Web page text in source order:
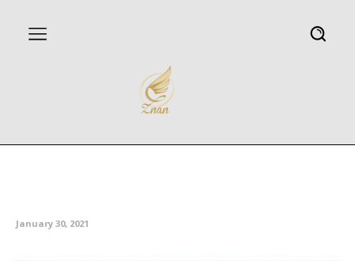
January 30, 2021